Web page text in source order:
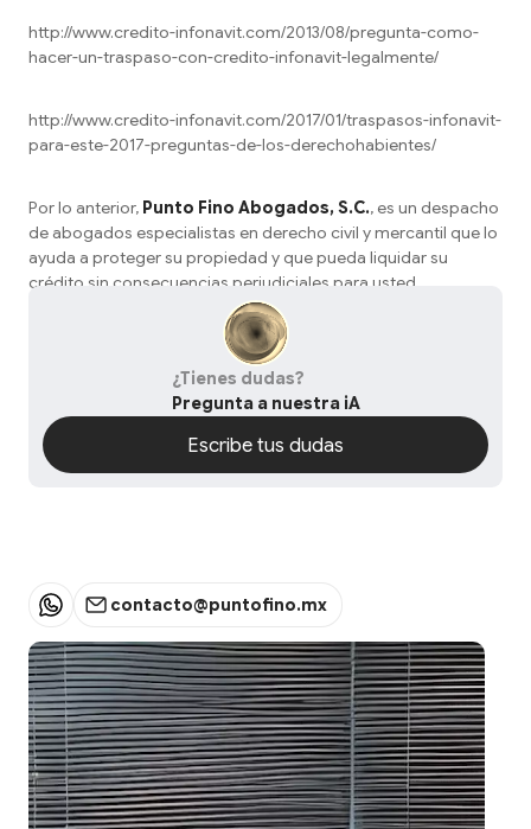
http://www.credito-infonavit.com/2013/08/pregunta-como-
hacer-un-traspaso-con-credito-infonavit-legalmente/
http://www.credito-infonavit.com/2017/01/traspasos-infonavit-
para-este-2017-preguntas-de-los-derechohabientes/
Por lo anterior, Punto Fino Abogados, S.C., es un despacho
de abogados especialistas en derecho civil y mercantil que lo
ayuda a proteger su propiedad y que pueda liquidar su
crédito sin consecuencias perjudiciales para usted.
¿Tienes dudas?
Pregunta a nuestra iA
Escribe tus dudas
contacto@puntofino.mx